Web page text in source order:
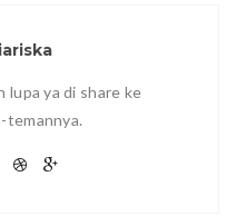
lupa ya di share ke
temannya.